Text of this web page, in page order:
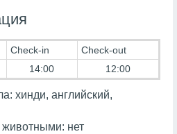
Check-in
Check-out
14:00 12:00
хинди, английский,
нет